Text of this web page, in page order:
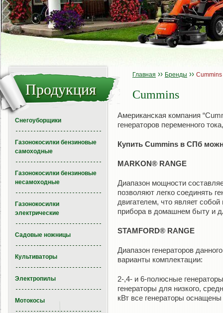
Главная ›› Бренды ›› Cummins
Cummins
Американская компания
генераторов переменного
Купить Cummins в СПб
MARKON® RANGE
Диапазон мощности
позволяют легко соединять
двигателем, что являет
прибора в домашнем быту и
STAMFORD® RANGE
Диапазон генераторов
варианты комплектации:
2-,4- и 6-полюсные
генераторы для низкого,
кВт все генераторы
Продукция
Снегоуборщики
Газонокосилки бензиновые
самоходные
Газонокосилки бензиновые
несамоходные
Газонокосилки
электрические
Садовые ножницы
Культиваторы
Электропилы
Мотокосы